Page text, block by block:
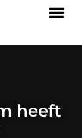
heeft